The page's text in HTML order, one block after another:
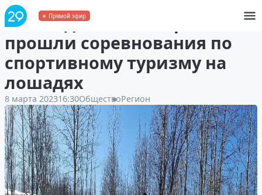
Прямой эфир
В Новодвинске впервые
прошли соревнования по
спортивному туризму на
лошадях
8 марта 202316:30ОбществоРегион